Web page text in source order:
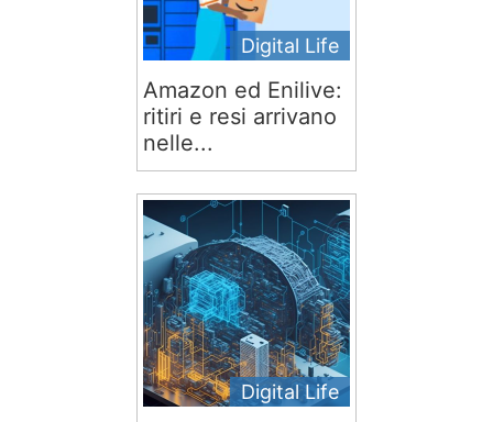
Digital Life
Amazon ed Enilive:
ritiri e resi arrivano
nelle...
Digital Life